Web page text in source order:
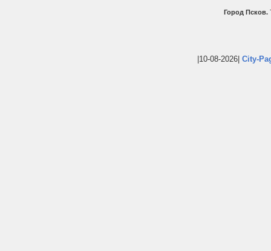
Город Псков.
|10-08-2026| City-